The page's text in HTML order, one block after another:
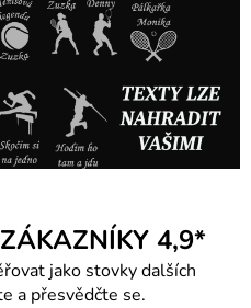
4,9*
jako stovky dalších
a přesvědčte se.